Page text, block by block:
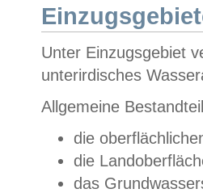
Unter Einzugsgebiet
unterirdisches
Allgemeine
die
die
das